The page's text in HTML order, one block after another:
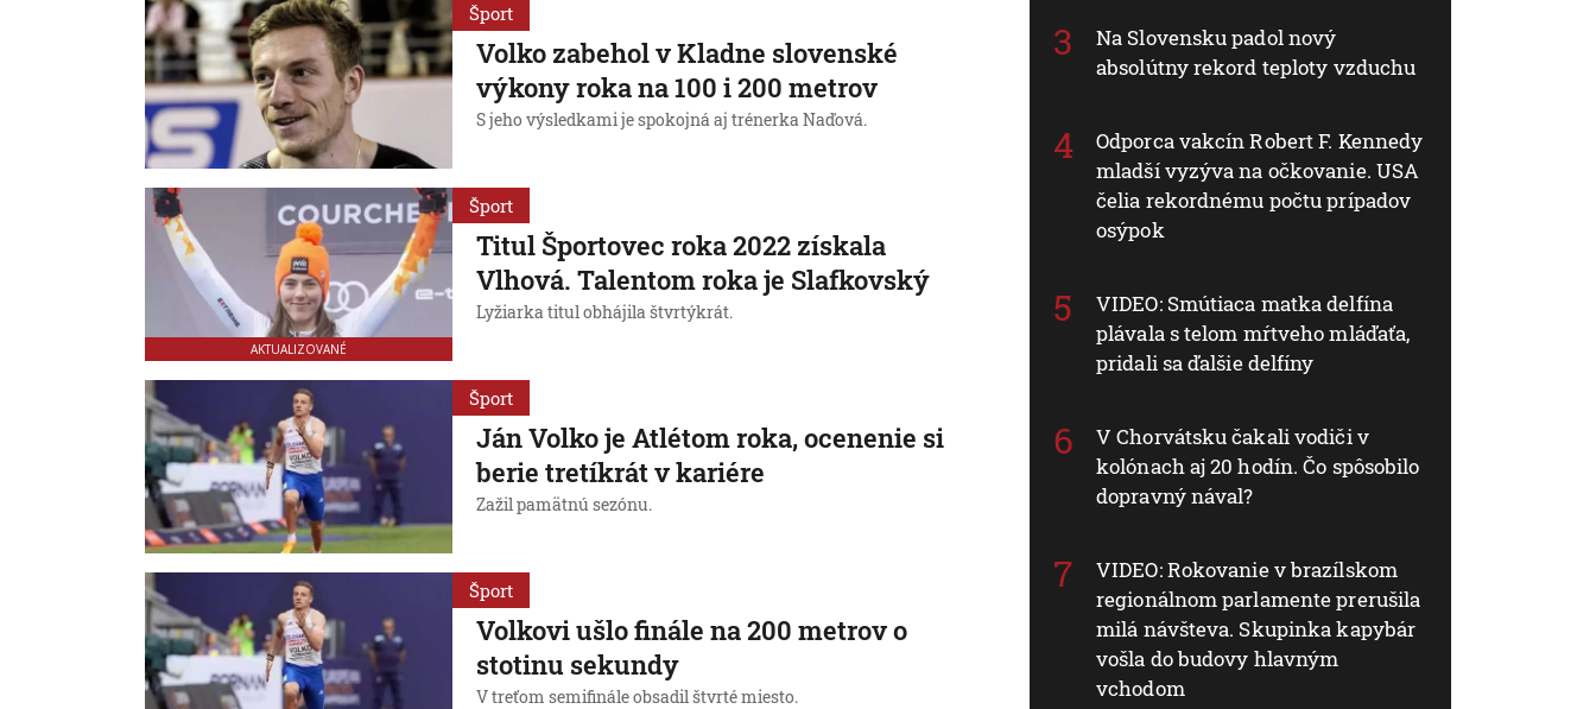
Šport
Volko zabehol v Kladne slovenské
výkony roka na 100 i 200 metrov
S jeho výsledkami je spokojná aj trénerka Naďová.
AKTUALIZOVANÉ
Šport
Titul Športovec roka 2022 získala
Vlhová. Talentom roka je Slafkovský
Lyžiarka titul obhájila štvrtýkrát.
Šport
Ján Volko je Atlétom roka, ocenenie si
berie tretíkrát v kariére
Zažil pamätnú sezónu.
Šport
Volkovi ušlo finále na 200 metrov o
stotinu sekundy
V treťom semifinále obsadil štvrté miesto.
Na Slovensku padol nový
absolútny rekord teploty vzduchu
Odporca vakcín Robert F. Kennedy
mladší vyzýva na očkovanie. USA
čelia rekordnému počtu prípadov
osýpok
VIDEO: Smútiaca matka delfína
plávala s telom mŕtveho mláďaťa,
pridali sa ďalšie delfíny
V Chorvátsku čakali vodiči v
kolónach aj 20 hodín. Čo spôsobilo
dopravný nával?
VIDEO: Rokovanie v brazílskom
regionálnom parlamente prerušila
milá návšteva. Skupinka kapybár
vošla do budovy hlavným
vchodom